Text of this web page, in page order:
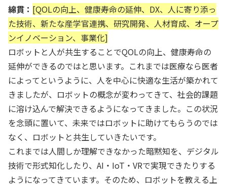
綿貫： [QOLの向上、健康寿命の延伸、DX、人に寄り添っ
た技術、新たな産学官連携、研究開発、人材育成、オープ
ンイノベーション、事業化]
ロボットと人が共生することでQOLの向上、健康寿命の
延伸ができるのではと思います。これまでは医療なら医者
によってというように、人を中心に快適な生活が築かれて
きましたが、ロボットの概念が変わってきて、社会的課題
に溶け込んで解決できるようになってきました。この状況
を念頭に置いて、未来ではロボットに助けてもらうのでは
なく、ロボットと共生していきたいです。
これまでは人間しか理解できなかった暗黙知を、デジタル
技術で形式知化したり、AI・IoT・VRで実現できたりする
ようになってきています。そのため、ロボットを教える上